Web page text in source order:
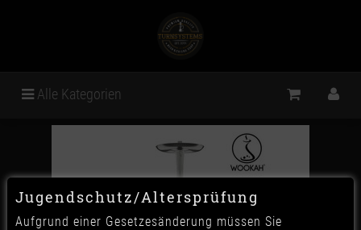
Alle Kategorien
Jugendschutz/Altersprüfung
Aufgrund einer Gesetzesänderung müssen Sie